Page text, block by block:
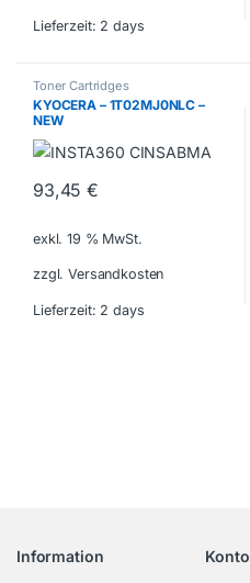
Lieferzeit: 2 days
Toner Cartridges
KYOCERA – 1T02MJ0NLC –
NEW
93,45€
exkl. 19 % MwSt.
zzgl. Versandkosten
Lieferzeit: 2 days
Information Konto